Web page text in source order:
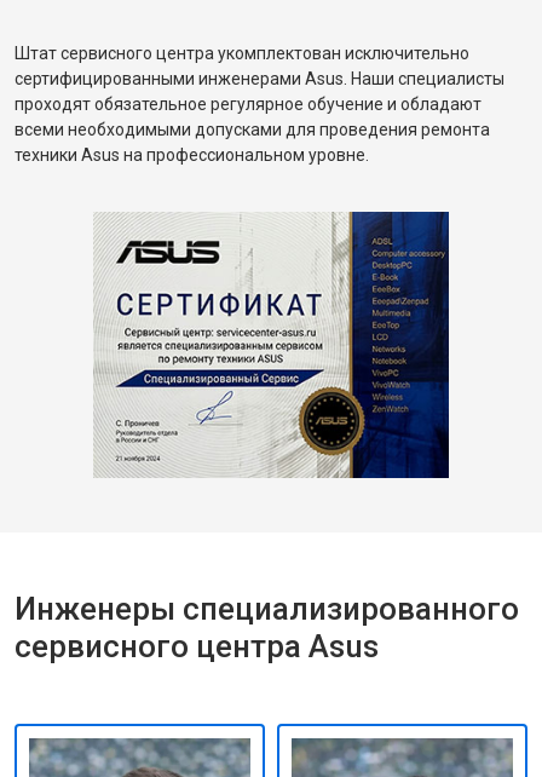
Штат сервисного центра укомплектован исключительно
сертифицированными инженерами Asus. Наши специалисты
проходят обязательное регулярное обучение и обладают
всеми необходимыми допусками для проведения ремонта
техники Asus на профессиональном уровне.
Инженеры специализированного
сервисного центра Asus